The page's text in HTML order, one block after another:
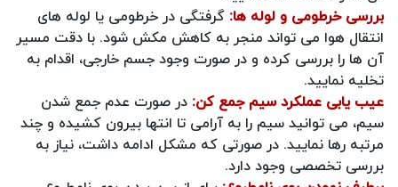
بررسی خرطومی و لوله‌ ها: گرفتگی در خرطومی یا لوله‌ های
انتقال هوا می‌ تواند منجر به کاهش مکش شود. با دقت مسیر
آن‌ ها را بررسی کرده و در صورت وجود جسم خارجی، اقدام به
تخلیه نمایید.
عیب‌ یابی عملکرد سیم‌ جمع‌ کن: در صورت عدم جمع شدن
سیم، می‌ توانید سیم را به‌ آرامی تا انتها بیرون کشیده و چند
مرتبه رها نمایید. در صورتی که مشکل ادامه داشت، نیاز به
بررسی تخصصی وجود دارد.